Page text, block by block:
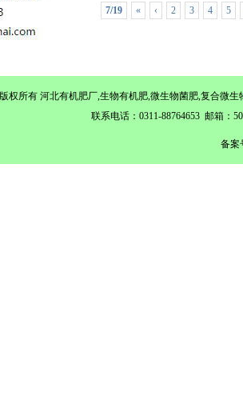
7/19 « ‹ 2 3 4 5
版权所有 河北有机肥厂,生物有机肥,微生物菌肥,复合
联系电话：0311-88764653 邮箱：
备案